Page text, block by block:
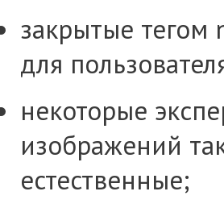
закрытые тегом
для
некоторые
изображений
естественные;